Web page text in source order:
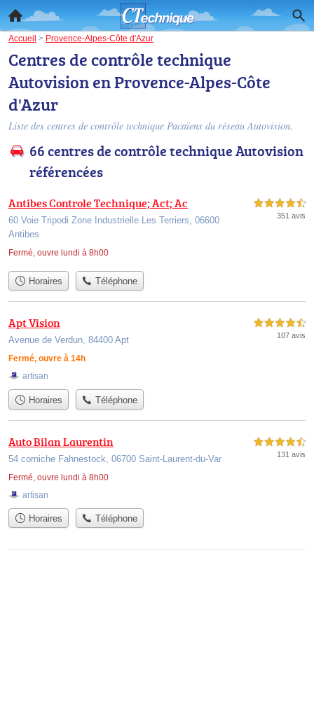
Accueil > Provence-Alpes-Côte d'Azur
Centres de contrôle technique
Autovision en Provence-Alpes-Côte
d'Azur
Liste des centres de contrôle technique Pacaïens du réseau Autovision.
66 centres de contrôle technique Autovision
référencées
Antibes Controle Technique; Act; Ac
60 Voie Tripodi Zone Industrielle Les Terriers, 06600
Antibes
Fermé, ouvre lundi à 8h00
4,5 étoiles sur 5
351 avis
Horaires Téléphone
Apt Vision
Avenue de Verdun, 84400 Apt
Fermé, ouvre à 14h
4,5 étoiles sur 5
107 avis
artisan
Horaires Téléphone
Auto Bilan Laurentin
54 corniche Fahnestock, 06700 Saint-Laurent-du-Var
Fermé, ouvre lundi à 8h00
4,5 étoiles sur 5
131 avis
artisan
Horaires Téléphone